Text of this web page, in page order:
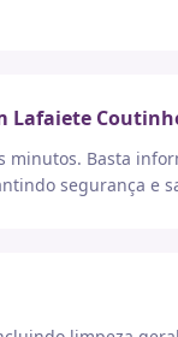
Lafaiete
Basta
segurança e